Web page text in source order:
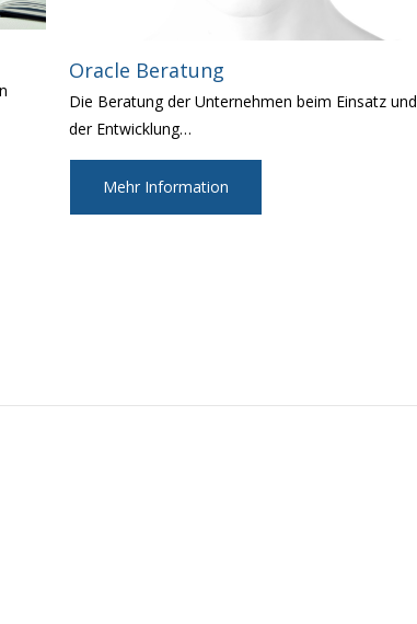
Oracle Beratung
Die Beratung der Unternehmen beim Einsatz und
der Entwicklung…
Mehr Information